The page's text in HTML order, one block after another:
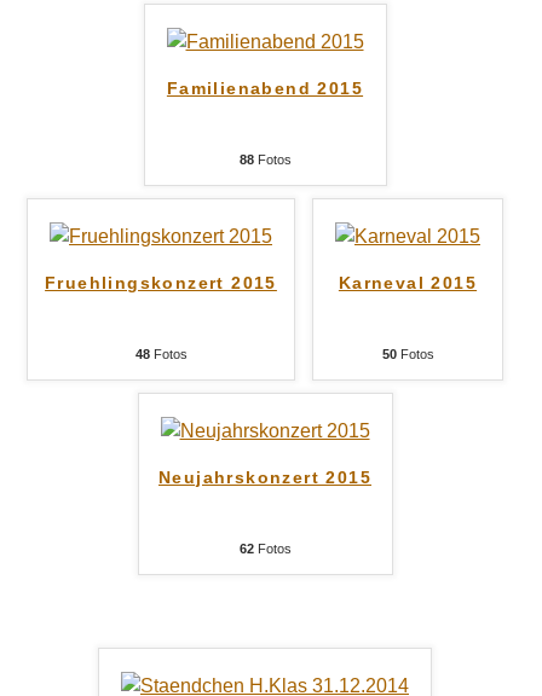
Familienabend 2015
88Fotos
Fruehlingskonzert 2015
48Fotos
Karneval 2015
50Fotos
Neujahrskonzert 2015
62Fotos